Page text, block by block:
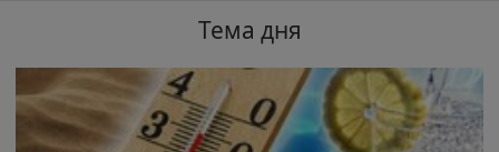
Тема дня